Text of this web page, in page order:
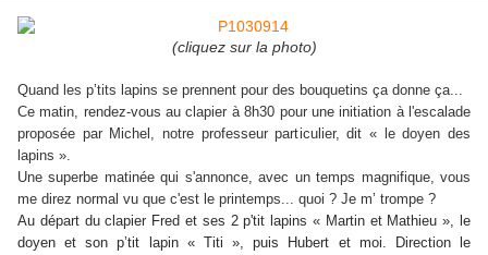
(cliquez sur la photo)
Quand les p’tits lapins se prennent pour des bouquetins ça donne ça...
Ce matin, rendez-vous au clapier à 8h30 pour une initiation à l'escalade
proposée par Michel, notre professeur particulier, dit « le doyen des
lapins ».
Une superbe matinée qui s'annonce, avec un temps magnifique, vous
me direz normal vu que c'est le printemps... quoi ? Je m’ trompe ?
Au départ du clapier Fred et ses 2 p'tit lapins « Martin et Mathieu », le
doyen et son p’tit lapin « Titi », puis Hubert et moi. Direction le